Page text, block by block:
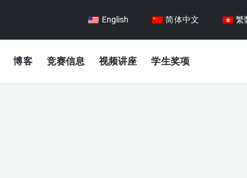
English 简体中文 繁
博客 竞赛信息 视频讲座 学生奖项